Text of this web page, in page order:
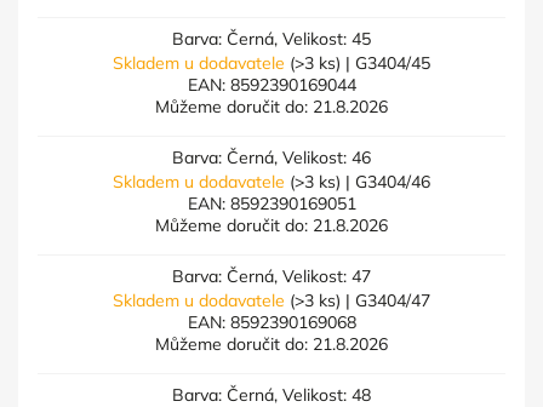
Barva: Černá, Velikost: 45
Skladem u dodavatele (>3 ks) | G3404/45
EAN: 8592390169044
Můžeme doručit do: 21.8.2026
Barva: Černá, Velikost: 46
Skladem u dodavatele (>3 ks) | G3404/46
EAN: 8592390169051
Můžeme doručit do: 21.8.2026
Barva: Černá, Velikost: 47
Skladem u dodavatele (>3 ks) | G3404/47
EAN: 8592390169068
Můžeme doručit do: 21.8.2026
Barva: Černá, Velikost: 48